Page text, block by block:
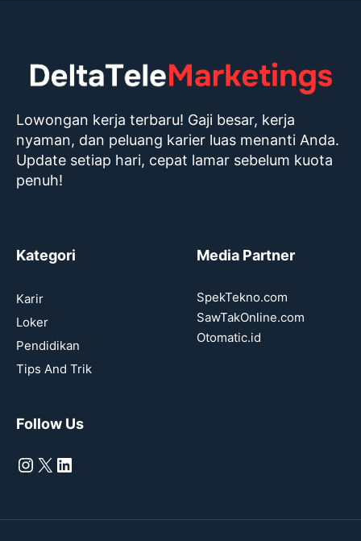
Lowongan kerja terbaru! Gaji besar, kerja
nyaman, dan peluang karier luas menanti Anda.
Update setiap hari, cepat lamar sebelum kuota
penuh!
Kategori
Karir
Loker
Pendidikan
Tips And Trik
Media Partner
SpekTekno.com
SawTakOnline.com
Otomatic.id
Follow Us
Instagram
X LinkedIn